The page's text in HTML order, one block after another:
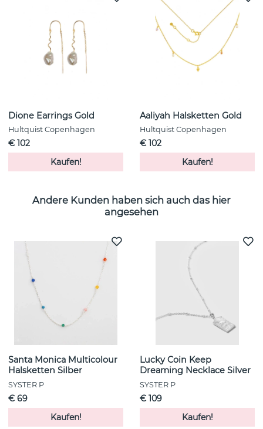
Dione Earrings Gold
Hultquist Copenhagen
€ 102
Kaufen!
Aaliyah Halsketten Gold
Hultquist Copenhagen
€ 102
Kaufen!
Andere Kunden haben sich auch das hier
angesehen
Santa Monica Multicolour
Halsketten Silber
SYSTER P
€ 69
Kaufen!
Lucky Coin Keep
Dreaming Necklace Silver
SYSTER P
€ 109
Kaufen!